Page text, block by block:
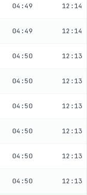
04:49 12:14
04:49 12:14
04:50 12:13
04:50 12:13
04:50 12:13
04:50 12:13
04:50 12:13
04:50 12:13